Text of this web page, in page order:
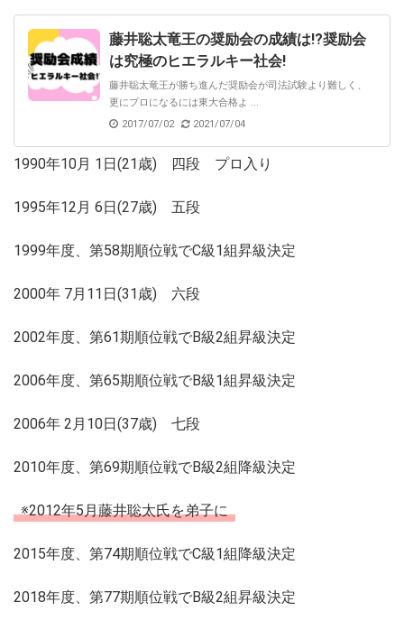
藤井聡太竜王の奨励会の成績は!?奨励会
は究極のヒエラルキー社会!
藤井聡太竜王が勝ち進んだ奨励会が司法試験より難しく、
更にプロになるには東大合格よ ...
2017/07/02
2021/07/04
1990年10月 1日(21歳) 四段 プロ入り
1995年12月 6日(27歳) 五段
1999年度、第58期順位戦でC級1組昇級決定
2000年 7月11日(31歳) 六段
2002年度、第61期順位戦でB級2組昇級決定
2006年度、第65期順位戦でB級1組昇級決定
2006年 2月10日(37歳) 七段
2010年度、第69期順位戦でB級2組降級決定
※2012年5月藤井聡太氏を弟子に
2015年度、第74期順位戦でC級1組降級決定
2018年度、第77期順位戦でB級2組昇級決定